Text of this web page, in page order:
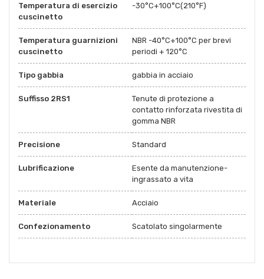
Temperatura di esercizio
cuscinetto
-30°C+100°C(210°F)
Temperatura guarnizioni
cuscinetto
NBR -40°C+100°C per brevi
periodi + 120°C
Tipo gabbia gabbia in acciaio
Suffisso 2RS1
Tenute di protezione a
contatto rinforzata rivestita di
gomma NBR
Precisione Standard
Lubrificazione
Esente da manutenzione-
ingrassato a vita
Materiale Acciaio
Confezionamento Scatolato singolarmente